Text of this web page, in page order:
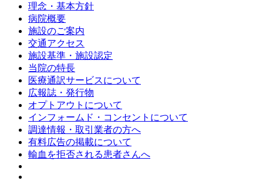
理念・基本方針
病院概要
施設のご案内
交通アクセス
施設基準・施設認定
当院の特長
医療通訳サービスについて
広報誌・発行物
オプトアウトについて
インフォームド・コンセントについて
調達情報・取引業者の方へ
有料広告の掲載について
輸血を拒否される患者さんへ